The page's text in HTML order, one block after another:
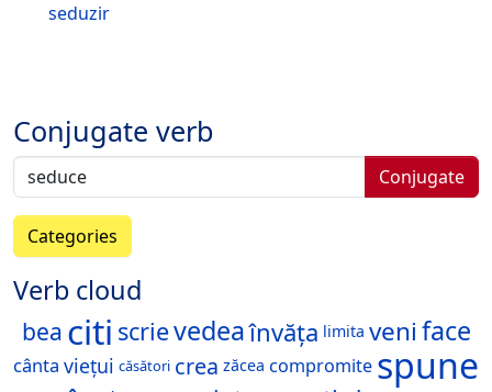
seduzir
Conjugate verb
Conjugate
Categories
Verb cloud
bea citi scrievedeaînvăța limita veniface
cânta viețui căsători crea zăcea compromite spune